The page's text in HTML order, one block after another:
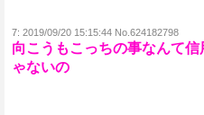
7: 2019/09/20 15:15:44 No.624182798
向こうもこっちの事なんて
ゃないの